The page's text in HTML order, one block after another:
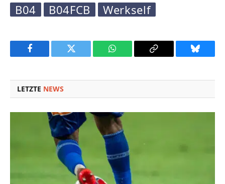
B04 B04FCB Werkself
Facebook Twitter WhatsApp Copy
Bluesky
LETZTE NEWS